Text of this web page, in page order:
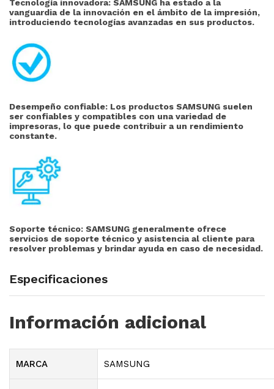
Tecnología innovadora: SAMSUNG ha estado a la
vanguardia de la innovación en el ámbito de la impresión,
introduciendo tecnologías avanzadas en sus productos.
Desempeño confiable: Los productos SAMSUNG suelen
ser confiables y compatibles con una variedad de
impresoras, lo que puede contribuir a un rendimiento
constante.
Soporte técnico: SAMSUNG generalmente ofrece
servicios de soporte técnico y asistencia al cliente para
resolver problemas y brindar ayuda en caso de necesidad.
Especificaciones
Información adicional
MARCA SAMSUNG